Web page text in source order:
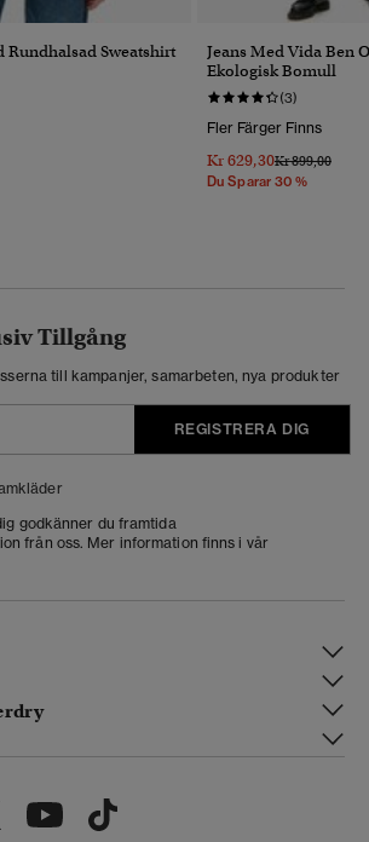
Rundhalsad Sweatshirt
Från
Jeans Med Vida Ben
Ekologisk Bomull
(3)
Fler Färger Finns
Kr 629,30Pris Reducerat
Kr 899,00Till
Du Sparar 30 %
Tillgång
till kampanjer, samarbeten, nya produkter
REGISTRERA DIG
godkänner du framtida
från oss. Mer information finns i vår